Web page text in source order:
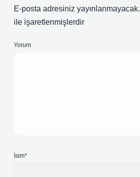
E-posta adresiniz yayınlanmayacak.
ile işaretlenmişlerdir
Yorum
İsim*